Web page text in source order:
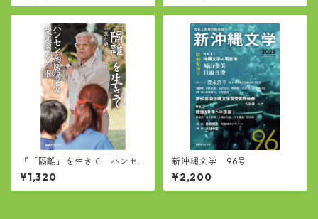
『「隔離」を生きて ハンセ
ン病回復者の愛楽園ガイド』
¥1,320
新沖縄文学 96号
¥2,200